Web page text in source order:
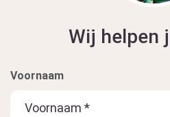
Wij helpen
Voornaam